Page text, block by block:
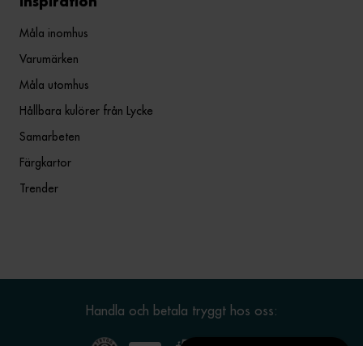
Inspiration
Måla inomhus
Varumärken
Måla utomhus
Hållbara kulörer från Lycke
Samarbeten
Färgkartor
Trender
Handla och betala tryggt hos oss: